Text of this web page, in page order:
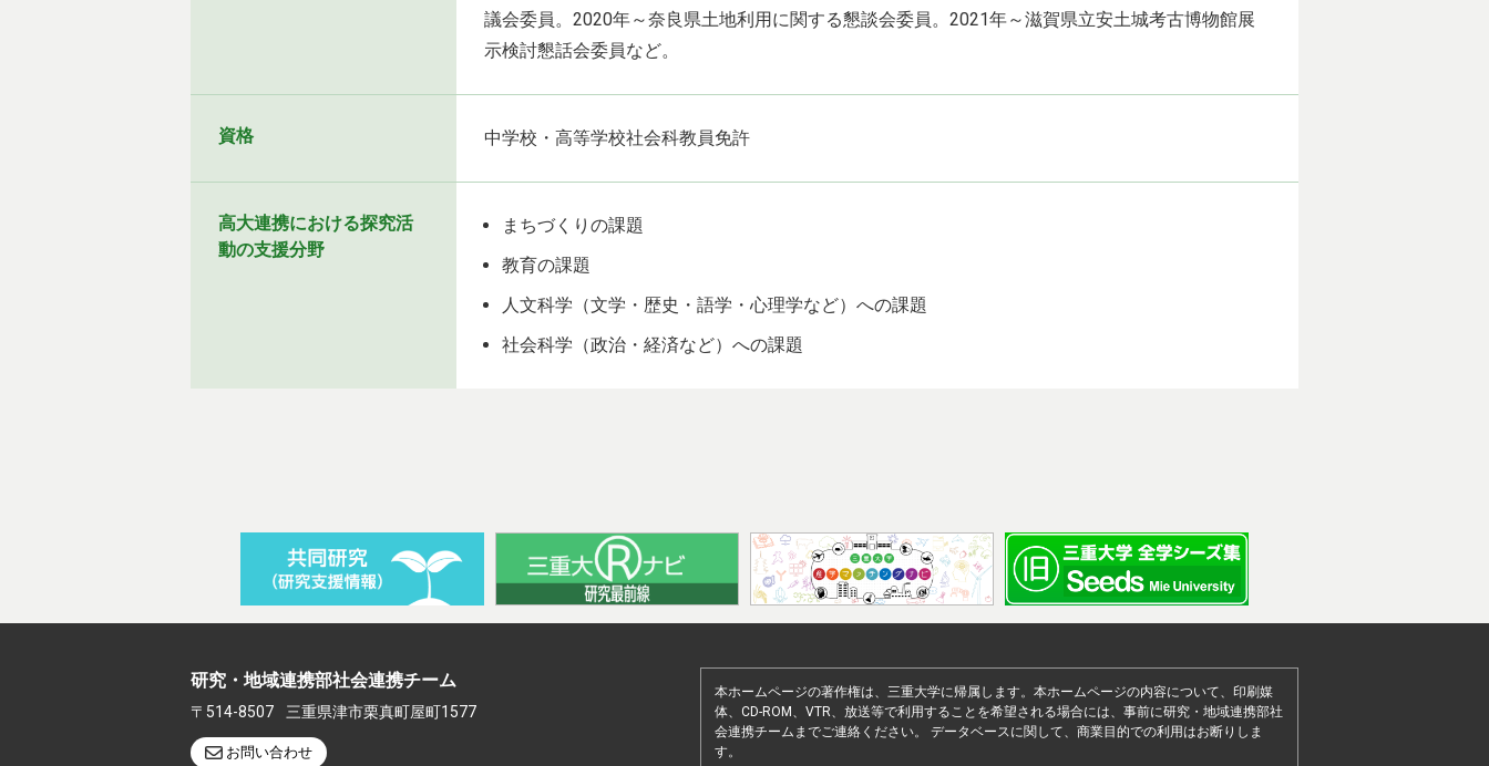
議会委員。2020年～奈良県土地利用に関する懇談会委員。2021年～滋賀県立安土城考古博物館展
示検討懇話会委員など。
資格 中学校・高等学校社会科教員免許
高大連携における探究活
動の支援分野
まちづくりの課題
教育の課題
人文科学（文学・歴史・語学・心理学など）への課題
社会科学（政治・経済など）への課題
研究・地域連携部社会連携チーム
〒514-8507 三重県津市栗真町屋町1577
お問い合わせ
本ホームページの著作権は、三重大学に帰属します。本ホームページの内容について、印刷媒
体、CD-ROM、VTR、放送等で利用することを希望される場合には、事前に研究・地域連携部社
会連携チームまでご連絡ください。 データベースに関して、商業目的での利用はお断りしま
す。